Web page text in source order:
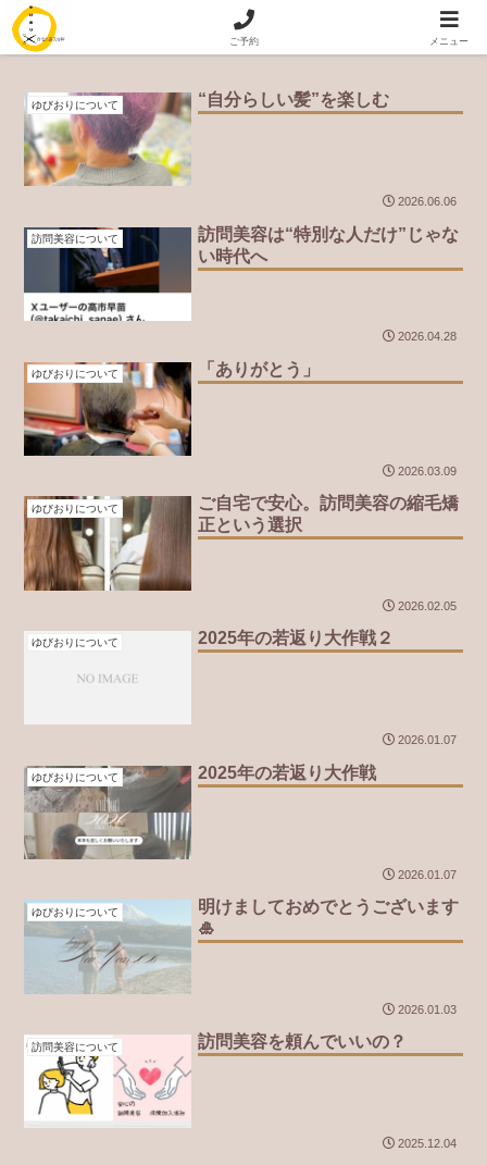
訪問美容｜出張美容 専門 ゆびおり
ゆびおりについて “自分らしい髪”を楽しむ
2026.06.06
訪問美容について
訪問美容は“特別な人だけ”じゃな
い時代へ
2026.04.28
ゆびおりについて 「ありがとう」
2026.03.09
ゆびおりについて
ご自宅で安心。訪問美容の縮毛矯
正という選択
2026.02.05
ゆびおりについて 2025年の若返り大作戦２
2026.01.07
ゆびおりについて 2025年の若返り大作戦
2026.01.07
ゆびおりについて
明けましておめでとうございます
🎍
2026.01.03
訪問美容について 訪問美容を頼んでいいの？
2025.12.04
ご予約 メニュー